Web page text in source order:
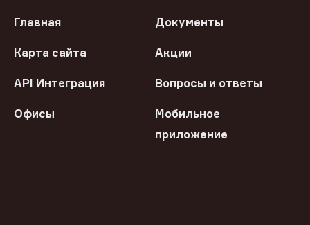
Главная Документы
Карта сайта Акции
API Интеграция Вопросы и ответы
Офисы
Мобильное
приложение